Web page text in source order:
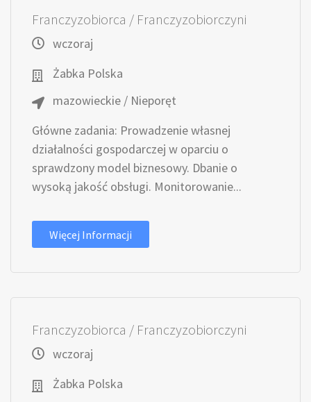
Franczyzobiorca / Franczyzobiorczyni
wczoraj
Żabka Polska
mazowieckie / Nieporęt
Główne zadania: Prowadzenie własnej
działalności gospodarczej w oparciu o
sprawdzony model biznesowy. Dbanie o
wysoką jakość obsługi. Monitorowanie...
Więcej Informacji
Franczyzobiorca / Franczyzobiorczyni
wczoraj
Żabka Polska